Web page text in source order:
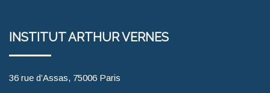
INSTITUT ARTHUR VERNES
36 rue d’Assas, 75006 Paris